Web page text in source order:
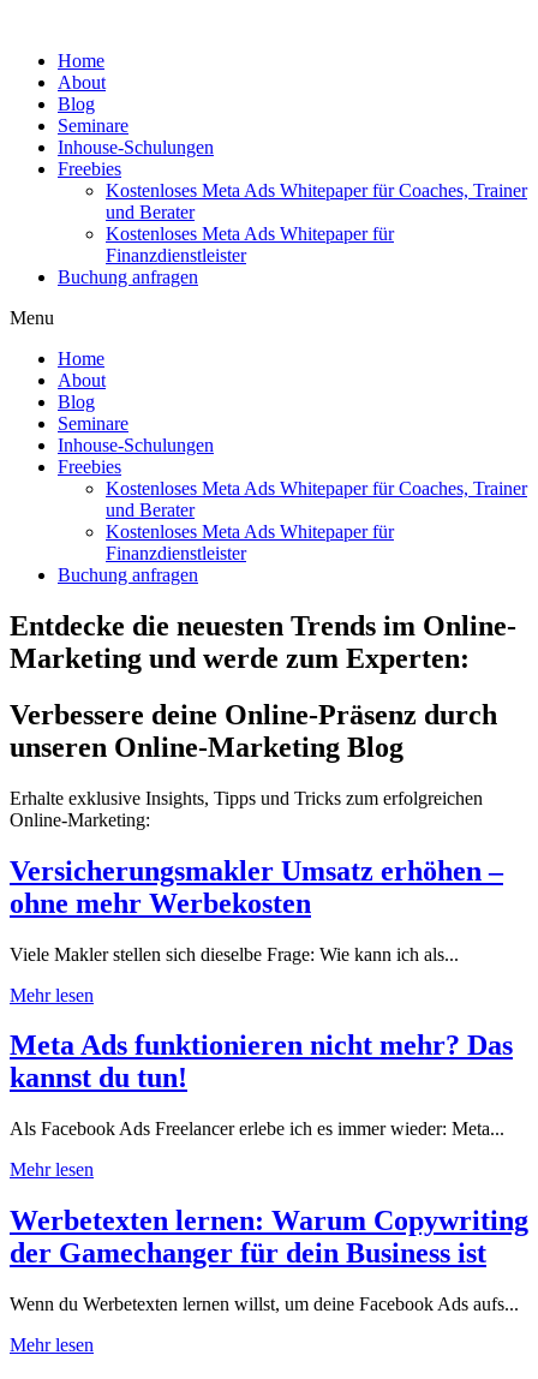
Home
About
Blog
Seminare
Inhouse-Schulungen
Freebies
Kostenloses Meta Ads Whitepaper für Coaches, Trainer
und Berater
Kostenloses Meta Ads Whitepaper für
Finanzdienstleister
Buchung anfragen
Menu
Home
About
Blog
Seminare
Inhouse-Schulungen
Freebies
Kostenloses Meta Ads Whitepaper für Coaches, Trainer
und Berater
Kostenloses Meta Ads Whitepaper für
Finanzdienstleister
Buchung anfragen
Entdecke die neuesten Trends im Online-
Marketing und werde zum Experten:
Verbessere deine Online-Präsenz durch
unseren Online-Marketing Blog
Erhalte exklusive Insights, Tipps und Tricks zum erfolgreichen
Online-Marketing:
Versicherungsmakler Umsatz erhöhen –
ohne mehr Werbekosten
Viele Makler stellen sich dieselbe Frage: Wie kann ich als...
Mehr lesen
Meta Ads funktionieren nicht mehr? Das
kannst du tun!
Als Facebook Ads Freelancer erlebe ich es immer wieder: Meta...
Mehr lesen
Werbetexten lernen: Warum Copywriting
der Gamechanger für dein Business ist
Wenn du Werbetexten lernen willst, um deine Facebook Ads aufs...
Mehr lesen